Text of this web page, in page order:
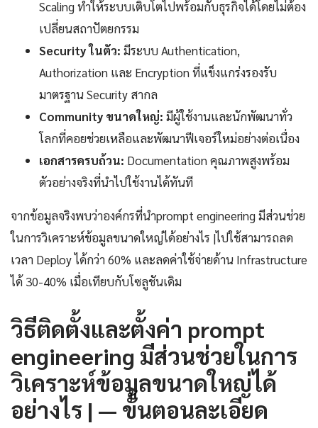
Scaling ทำให้ระบบเติบโตไปพร้อมกับธุรกิจได้โดยไม่ต้อง
เปลี่ยนสถาปัตยกรรม
Security ในตัว: มีระบบ Authentication,
Authorization และ Encryption ที่แข็งแกร่งรองรับ
มาตรฐาน Security สากล
Community ขนาดใหญ่: มีผู้ใช้งานและนักพัฒนาทั่ว
โลกที่คอยช่วยเหลือและพัฒนาฟีเจอร์ใหม่อย่างต่อเนื่อง
เอกสารครบถ้วน: Documentation คุณภาพสูงพร้อม
ตัวอย่างจริงที่นำไปใช้งานได้ทันที
จากข้อมูลจริงพบว่าองค์กรที่นำprompt engineering มีส่วนช่วย
ในการวิเคราะห์ข้อมูลขนาดใหญ่ได้อย่างไร |ไปใช้สามารถลด
เวลา Deploy ได้กว่า 60% และลดค่าใช้จ่ายด้าน Infrastructure
ได้ 30-40% เมื่อเทียบกับโซลูชันเดิม
วิธีติดตั้งและตั้งค่า prompt
engineering มีส่วนช่วยในการ
วิเคราะห์ข้อมูลขนาดใหญ่ได้
อย่างไร | — ขั้นตอนละเอียด